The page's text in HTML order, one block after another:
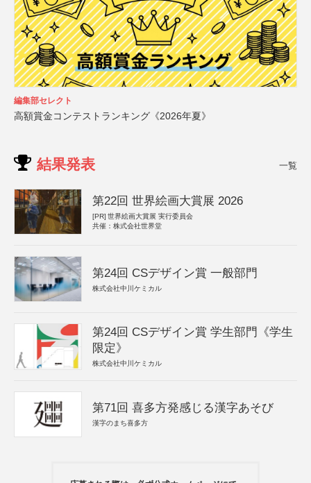
編集部セレクト
高額賞金コンテストランキング《2026年夏》
結果発表 一覧
第22回 世界絵画大賞展 2026
[PR] 世界絵画大賞展 実行委員会
共催：株式会社世界堂
第24回 CSデザイン賞 一般部門
株式会社中川ケミカル
第24回 CSデザイン賞 学生部門《学生
限定》
株式会社中川ケミカル
第71回 喜多方発感じる漢字あそび
漢字のまち喜多方